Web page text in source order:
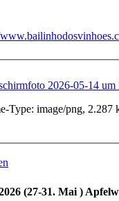
2026-05-14 um
Type: image/png, 2.287
(27-31. Mai )